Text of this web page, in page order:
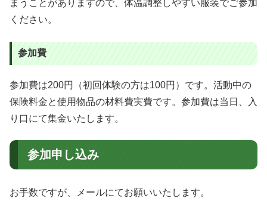
まうことがありますので、体温調整しやすい服装でご参加
ください。
参加費
参加費は200円（初回体験の方は100円）です。活動中の
保険料金と使用物品の材料費実費です。参加費は当日、入
り口にて集金いたします。
参加申し込み
お手数ですが、メールにてお願いいたします。